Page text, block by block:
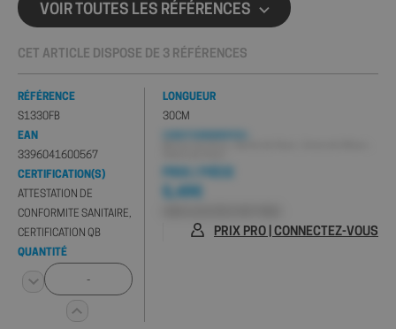
VOIR TOUTES LES RÉFÉRENCES
CET ARTICLE DISPOSE DE 3 RÉFÉRENCES
RÉFÉRENCE
S1330FB
EAN
3396041600567
CERTIFICATION(S)
ATTESTATION DE
CONFORMITE SANITAIRE,
CERTIFICATION QB
QUANTITÉ
LONGUEUR
30CM
PRIX / PIÈCE
5,49€
PRIX PRO | CONNECTEZ-VOUS